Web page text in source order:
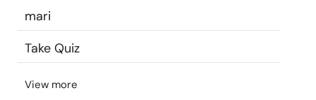
Langue FR
À propos de nous
mari
Take Quiz
View more